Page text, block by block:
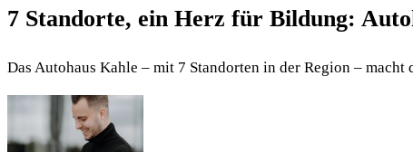
7 Standorte, ein Herz für Bildung:
Das Autohaus Kahle – mit 7 Standorten in der Region –